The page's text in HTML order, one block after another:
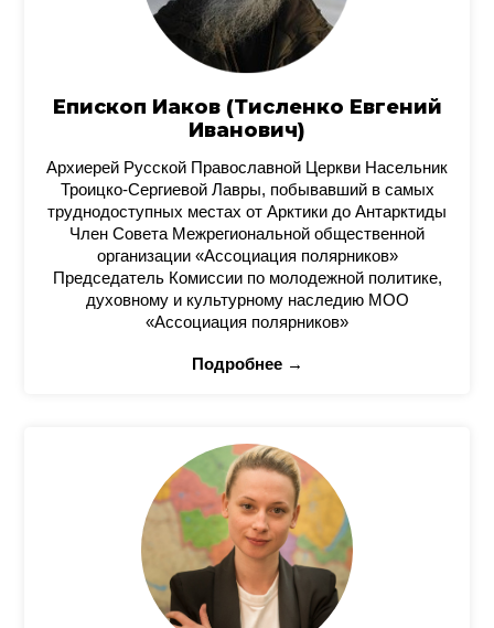
Епископ Иаков (Тисленко Евгений
Иванович)
Архиерей Русской Православной Церкви Насельник
Троицко-Сергиевой Лавры, побывавший в самых
труднодоступных местах от Арктики до Антарктиды
Член Совета Межрегиональной общественной
организации «Ассоциация полярников»
Председатель Комиссии по молодежной политике,
духовному и культурному наследию МОО
«Ассоциация полярников»
Подробнее →